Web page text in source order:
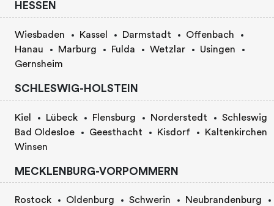
HESSEN
Wiesbaden Kassel Darmstadt
Offenbach
Hanau
Marburg Fulda Wetzlar
Usingen
Gernsheim
SCHLESWIG-HOLSTEIN
Kiel Lübeck Flensburg Norderstedt
Schleswig
Bad Oldesloe
Geesthacht Kisdorf
Kaltenkirchen
Winsen
MECKLENBURG-VORPOMMERN
Rostock Oldenburg Schwerin Neubrandenburg